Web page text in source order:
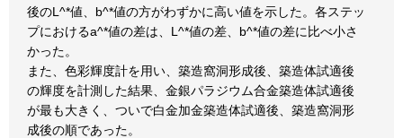
後のL^*値、b^*値の方がわずかに高い値を示した。各ステッ
プにおけるa^*値の差は、L^*値の差、b^*値の差に比べ小さ
かった。
また、色彩輝度計を用い、築造窩洞形成後、築造体試適後
の輝度を計測した結果、金銀パラジウム合金築造体試適後
が最も大きく、ついで白金加金築造体試適後、築造窩洞形
成後の順であった。